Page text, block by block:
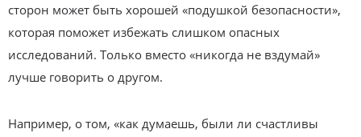
сторон может быть хорошей «подушкой безопасности»,
которая поможет избежать слишком опасных
исследований. Только вместо «никогда не вздумай»
лучше говорить о другом.
Например, о том, «как думаешь, были ли счастливы